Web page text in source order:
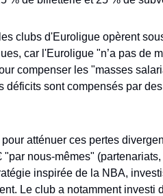
clubs d'Euroligue opèrent
car l'Euroligue "n’a pas de
compenser les "masses
déficits sont compensés par
atténuer ces pertes
"par nous-mêmes"
inspirée de la NBA,
Le club a notamment investi